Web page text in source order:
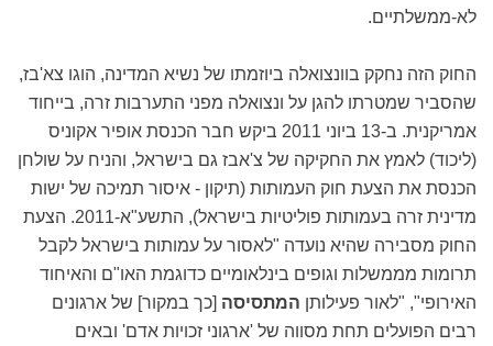
לא-ממשלתיים.
החוק הזה נחקק בוונצואלה ביוזמתו של נשיא המדינה, הוגו צא'בז,
שהסביר שמטרתו להגן על ונצואלה מפני התערבות זרה, בייחוד
אמריקנית. ב-13 ביוני 2011 ביקש חבר הכנסת אופיר אקוניס
(ליכוד) לאמץ את החקיקה של צ'אבז גם בישראל, והניח על שולחן
הכנסת את הצעת חוק העמותות (תיקון - איסור תמיכה של ישות
מדינית זרה בעמותות פוליטיות בישראל), התשע"א-2011. הצעת
החוק מסבירה שהיא נועדה "לאסור על עמותות בישראל לקבל
תרומות מממשלות וגופים בינלאומיים כדוגמת האו"ם והאיחוד
האירופי", "לאור פעילותן המתסיסה [כך במקור] של ארגונים
רבים הפועלים תחת מסווה של 'ארגוני זכויות אדם' ובאים